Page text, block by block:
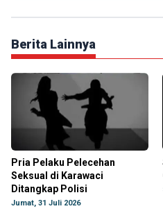
Berita Lainnya
Pria Pelaku Pelecehan
Seksual di Karawaci
Ditangkap Polisi
Jumat, 31 Juli 2026